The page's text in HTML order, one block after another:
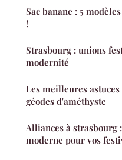
Sac banane : 5
!
Strasbourg : unions
modernité
Les meilleures
géodes d'améthyste
Alliances à
moderne pour vos